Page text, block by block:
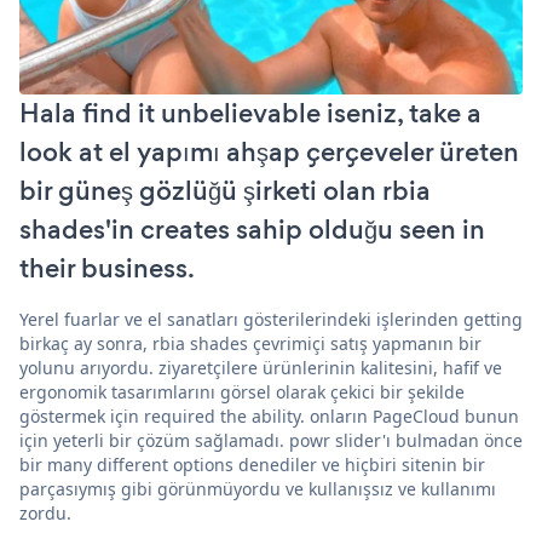
Hala find it unbelievable iseniz, take a
look at el yapımı ahşap çerçeveler üreten
bir güneş gözlüğü şirketi olan rbia
shades'in creates sahip olduğu seen in
their business.
Yerel fuarlar ve el sanatları gösterilerindeki işlerinden getting
birkaç ay sonra, rbia shades çevrimiçi satış yapmanın bir
yolunu arıyordu. ziyaretçilere ürünlerinin kalitesini, hafif ve
ergonomik tasarımlarını görsel olarak çekici bir şekilde
göstermek için required the ability. onların PageCloud bunun
için yeterli bir çözüm sağlamadı. powr slider'ı bulmadan önce
bir many different options denediler ve hiçbiri sitenin bir
parçasıymış gibi görünmüyordu ve kullanışsız ve kullanımı
zordu.